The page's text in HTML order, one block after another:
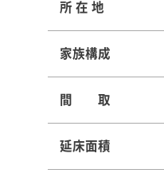
所 在 地
家族構成
間 取
延床面積